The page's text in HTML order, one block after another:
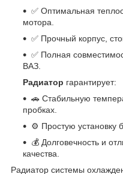
✅ Оптимальная
мотора.
✅ Прочный корпус,
✅ Полная
ВАЗ.
Радиатор гарантирует:
🚗 Стабильную
пробках.
⚙️ Простую установку
💰 Долговечность и
качества.
Радиатор системы